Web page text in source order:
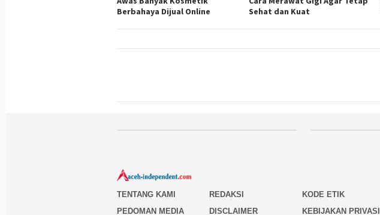
Berbahaya Dijual Online
Sehat dan Kuat
TENTANG KAMI REDAKSI
KODE ETIK
PEDOMAN MEDIA
DISCLAIMER KEBIJAKAN PRIVASI